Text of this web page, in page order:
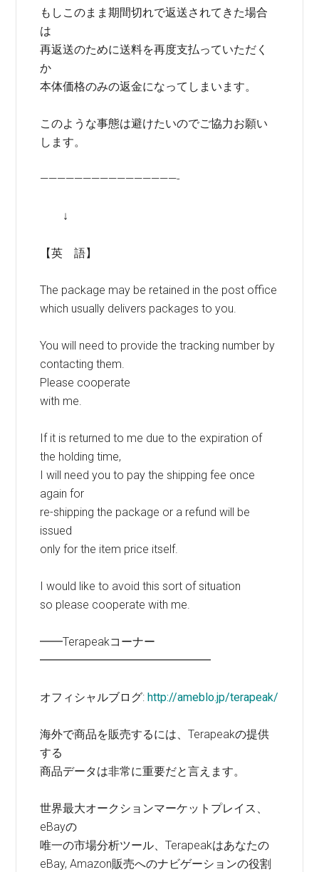
もしこのまま期間切れで返送されてきた場合
は
再返送のために送料を再度支払っていただく
か
本体価格のみの返金になってしまいます。
このような事態は避けたいのでご協力お願い
します。
————————————————-
↓
【英 語】
The package may be retained in the post office
which usually delivers packages to you.
You will need to provide the tracking number by
contacting them.
Please cooperate
with me.
If it is returned to me due to the expiration of
the holding time,
I will need you to pay the shipping fee once
again for
re-shipping the package or a refund will be
issued
only for the item price itself.
I would like to avoid this sort of situation
so please cooperate with me.
━━Terapeakコーナー
━━━━━━━━━━━━━━━
オフィシャルブログ:http://ameblo.jp/terapeak/
海外で商品を販売するには、Terapeakの提供
する
商品データは非常に重要だと言えます。
世界最大オークションマーケットプレイス、
eBayの
唯一の市場分析ツール、Terapeakはあなたの
eBay, Amazon販売へのナビゲーションの役割